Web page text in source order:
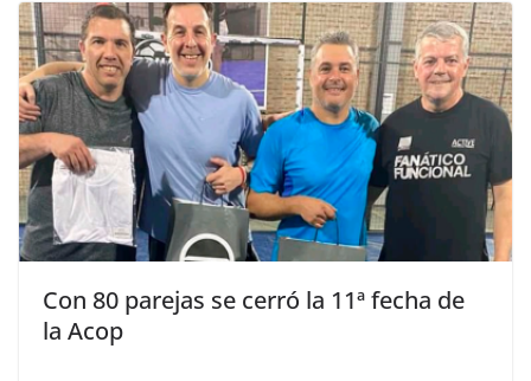
Con 80 parejas se cerró la 11ª fecha de
la Acop